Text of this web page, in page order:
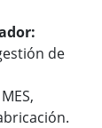
de
MES,